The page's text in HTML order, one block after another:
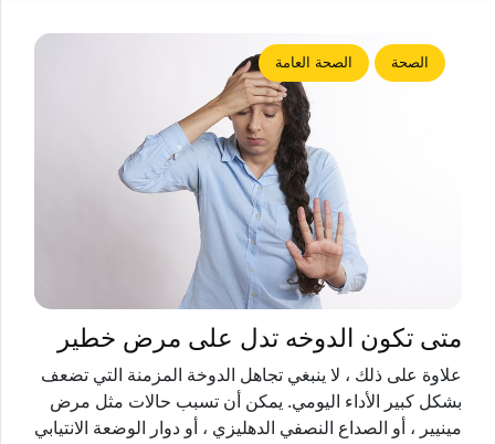
الصحة الصحة العامة
متى تكون الدوخه تدل على مرض خطير
علاوة على ذلك ، لا ينبغي تجاهل الدوخة المزمنة التي تضعف
بشكل كبير الأداء اليومي. يمكن أن تسبب حالات مثل مرض
مينيير ، أو الصداع النصفي الدهليزي ، أو دوار الوضعة الانتيابي